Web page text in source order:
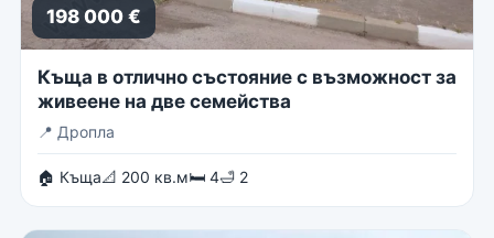
198 000 €
Къща в отлично състояние с възможност за
живеене на две семейства
📍 Дропла
🏠 Къща📐 200 кв.м🛏 4🛁 2